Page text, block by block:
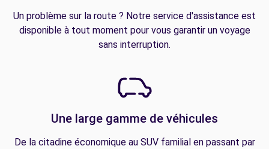
Un problème sur la route ? Notre service d'assistance est
disponible à tout moment pour vous garantir un voyage
sans interruption.
Une large gamme de véhicules
De la citadine économique au SUV familial en passant par